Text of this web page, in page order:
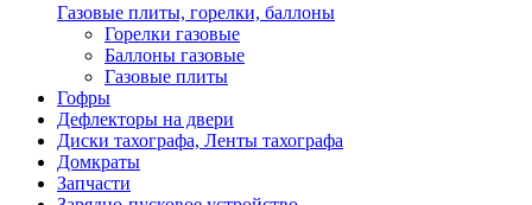
Газовые плиты, горелки, баллоны
Горелки газовые
Баллоны газовые
Газовые плиты
Гофры
Дефлекторы на двери
Диски тахографа, Ленты тахографа
Домкраты
Запчасти